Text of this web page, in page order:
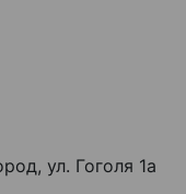
ул. Гоголя 1а